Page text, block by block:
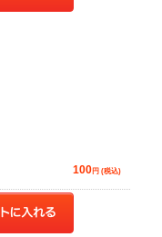
100円 (税込)